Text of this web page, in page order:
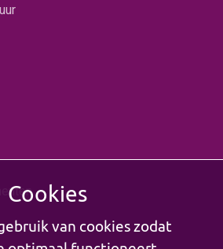
Cookies
van cookies zodat